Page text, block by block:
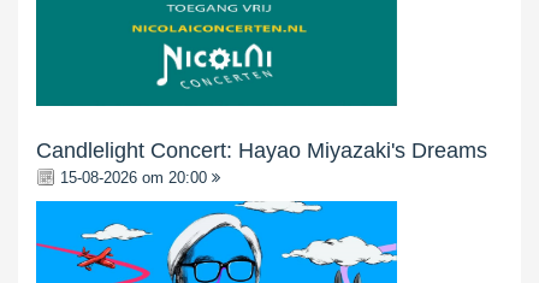
Candlelight Concert: Hayao Miyazaki's Dreams
15-08-2026 om 20:00